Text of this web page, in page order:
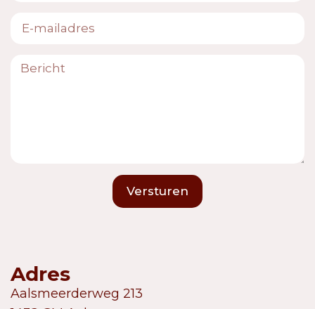
Versturen
Adres
Aalsmeerderweg 213